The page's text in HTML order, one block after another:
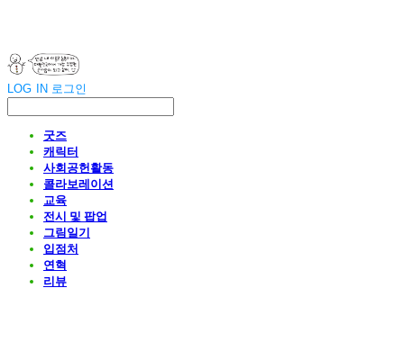
LOG IN 로그인
굿즈
캐릭터
사회공헌활동
콜라보레이션
교육
전시 및 팝업
그림일기
입점처
연혁
리뷰